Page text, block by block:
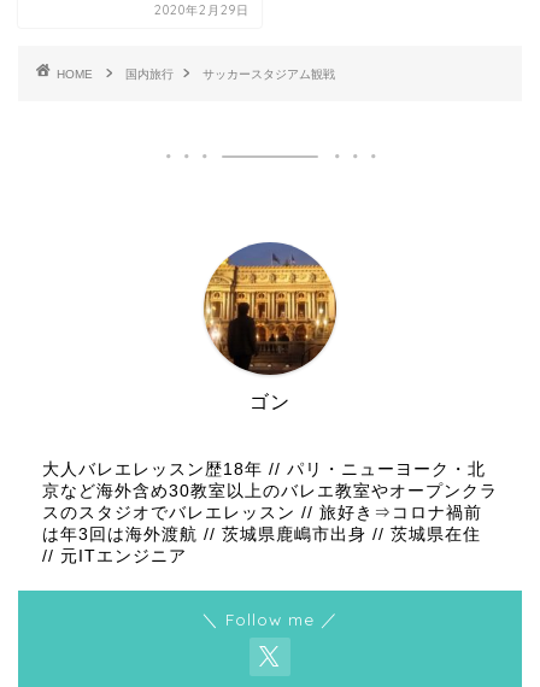
2020年2月29日
HOME 国内旅行 サッカースタジアム観戦
ゴン
大人バレエレッスン歴18年 // パリ・ニューヨーク・北
京など海外含め30教室以上のバレエ教室やオープンクラ
スのスタジオでバレエレッスン // 旅好き⇒コロナ禍前
は年3回は海外渡航 // 茨城県鹿嶋市出身 // 茨城県在住
// 元ITエンジニア
＼ Follow me ／